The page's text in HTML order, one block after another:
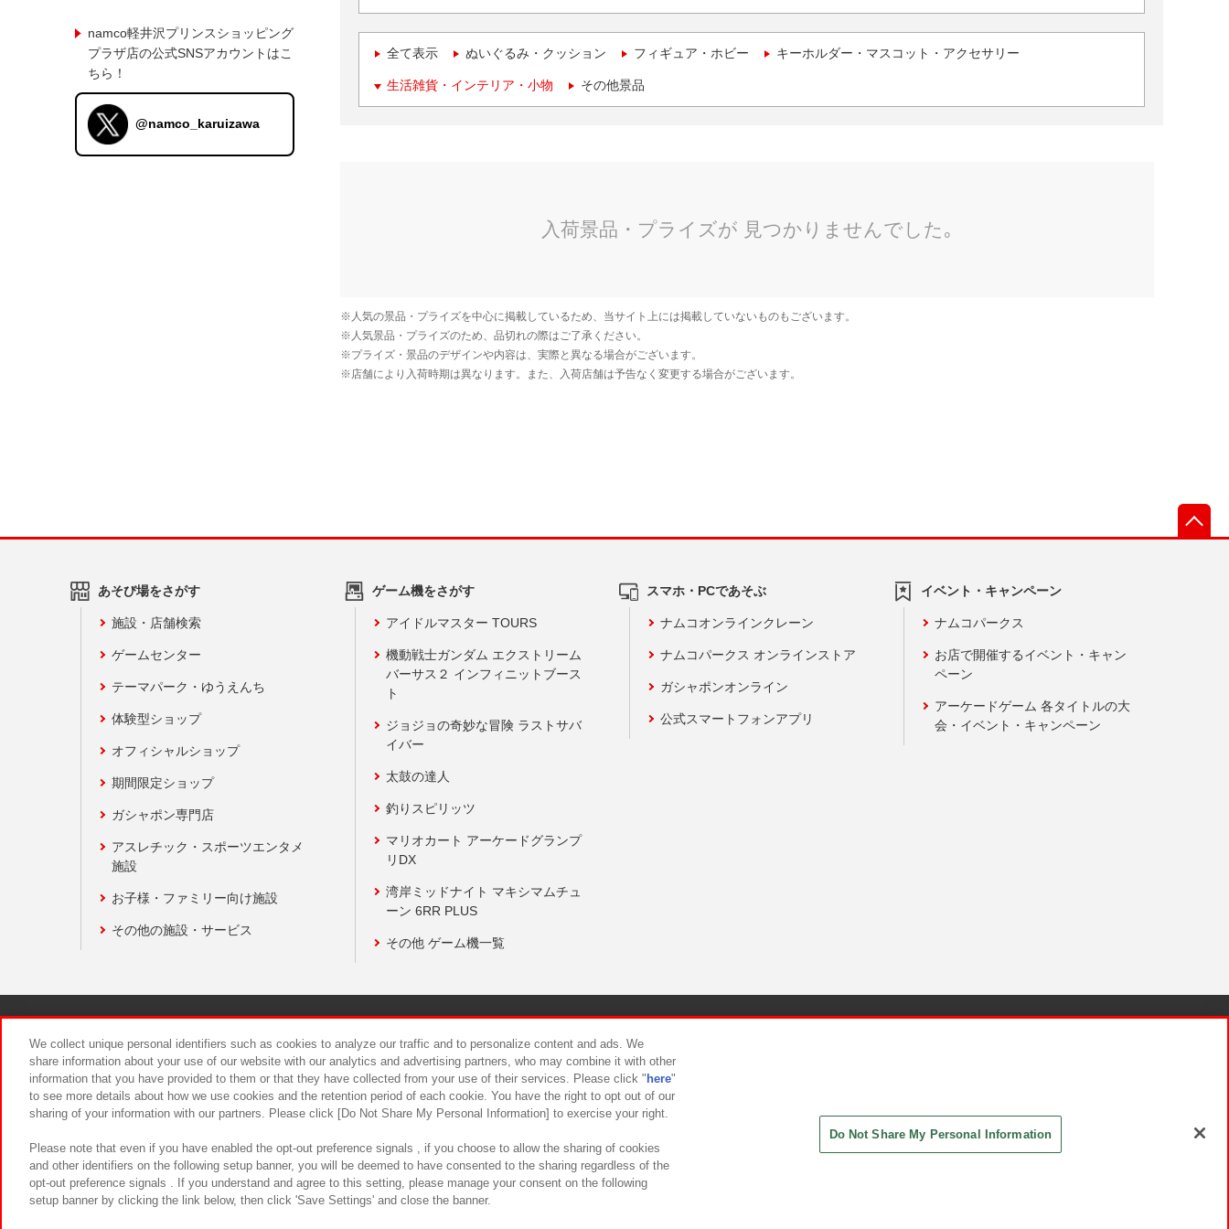
全て表示 ぬいぐるみ・クッション フィギュア・ホビー キーホルダー・マスコット・アクセサリー
生活雑貨・インテリア・小物 その他景品
namco軽井沢プリンスショッピング
プラザ店の公式SNSアカウントはこ
ちら！
@namco_karuizawa
あそび場をさがす
施設・店舗検索
ゲームセンター
テーマパーク・ゆうえんち
体験型ショップ
オフィシャルショップ
期間限定ショップ
ガシャポン専門店
アスレチック・スポーツエンタメ
施設
お子様・ファミリー向け施設
その他の施設・サービス
ゲーム機をさがす
アイドルマスター TOURS
機動戦士ガンダム エクストリーム
バーサス２ インフィニットブース
ト
ジョジョの奇妙な冒険 ラストサバ
イバー
太鼓の達人
釣りスピリッツ
マリオカート アーケードグランプ
リDX
湾岸ミッドナイト マキシマムチュ
ーン 6RR PLUS
その他 ゲーム機一覧
スマホ・PCであそぶ
ナムコオンラインクレーン
ナムコパークス オンラインストア
ガシャポンオンライン
公式スマートフォンアプリ
イベント・キャンペーン
ナムコパークス
お店で開催するイベント・キャン
ペーン
アーケードゲーム 各タイトルの大
会・イベント・キャンペーン
食品のご提供について カスタマーハラスメント対応方針
We collect unique personal identifiers such as cookies to analyze our traffic and to personalize content and ads. We
share information about your use of our website with our analytics and advertising partners, who may combine it with other
information that you have provided to them or that they have collected from your use of their services. Please click " here"
to see more details about how we use cookies and the retention period of each cookie. You have the right to opt out of our
sharing of your information with our partners. Please click [Do Not Share My Personal Information] to exercise your right.
Please note that even if you have enabled the opt-out preference signals , if you choose to allow the sharing of cookies
and other identifiers on the following setup banner, you will be deemed to have consented to the sharing regardless of the
opt-out preference signals . If you understand and agree to this setting, please manage your consent on the following
setup banner by clicking the link below, then click 'Save Settings' and close the banner.
Do Not Share My Personal Information